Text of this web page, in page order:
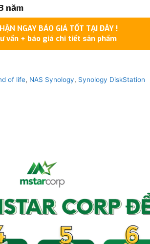
năm
NGAY BÁO GIÁ TỐT TẠI ĐÂY !
vấn + báo giá chi tiết sản phẩm
of life, NAS Synology, Synology DiskStation